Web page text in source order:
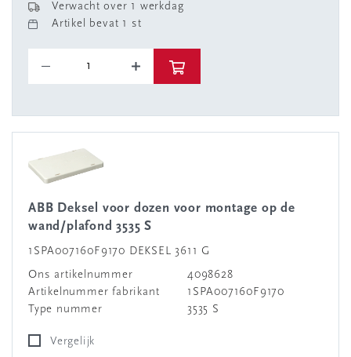
Verwacht over 1 werkdag
Artikel bevat 1 st
ABB Deksel voor dozen voor montage op de
wand/plafond 3535 S
1SPA007160F9170 DEKSEL 3611 G
Ons artikelnummer
4098628
Artikelnummer fabrikant
1SPA007160F9170
Type nummer
3535 S
Vergelijk